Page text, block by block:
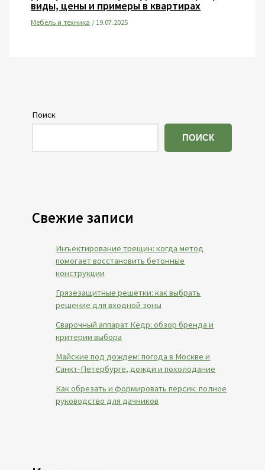
виды, цены и примеры в квартирах
Мебель и техника /19.07.2025
Поиск
ПОИСК
Свежие записи
Инъектирование трещин: когда метод
помогает восстановить бетонные
конструкции
Грязезащитные решетки: как выбрать
решение для входной зоны
Сварочный аппарат Кедр: обзор бренда и
критерии выбора
Майские под дождем: погода в Москве и
Санкт-Петербурге, дожди и похолодание
Как обрезать и формировать персик: полное
руководство для дачников